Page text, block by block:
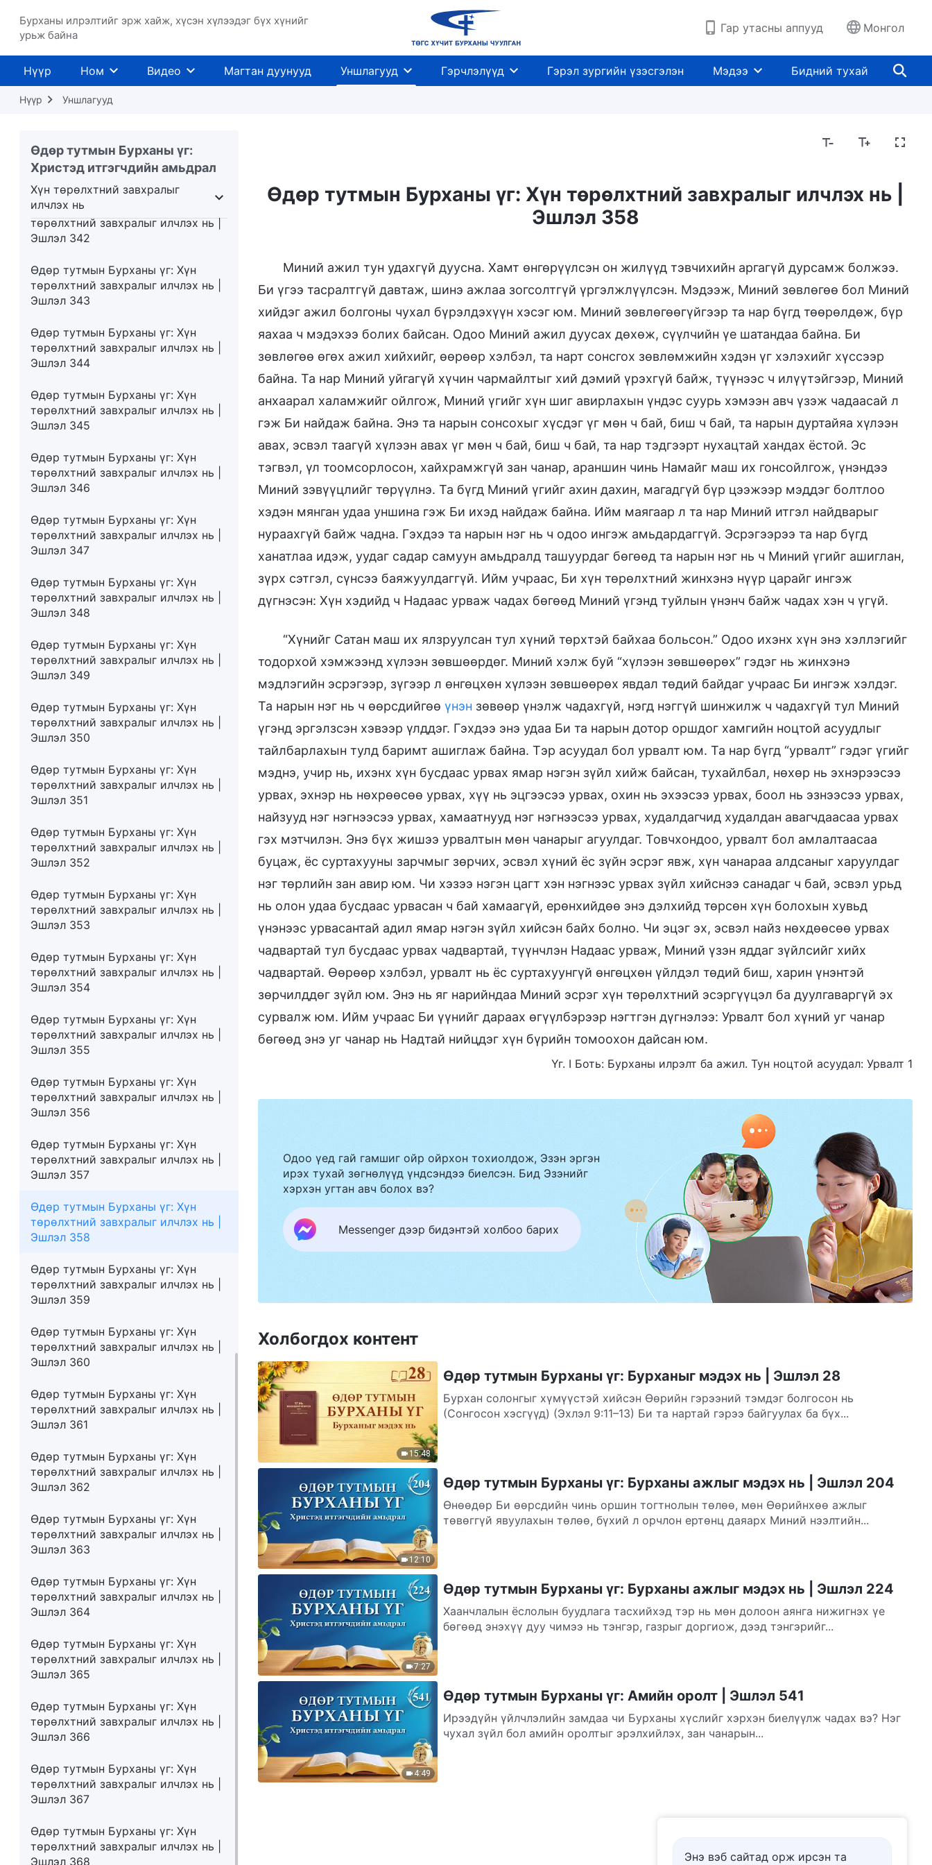
Бурханы илрэлтийг эрж хайж, хүсэн хүлээдэг бүх хүнийг
урьж байна
Гар утасны аппууд Монгол
Нүүр Ном Видео Магтан дуунууд Уншлагууд Гэрчлэлүүд Гэрэл зургийн үзэсгэлэн Мэдээ Бидний тухай
Нүүр Уншлагууд
Өдөр тутмын Бурханы үг:
Христэд итгэгчдийн амьдрал
Хүн төрөлхтний завхралыг
илчлэх нь
нь Хүн төрөлхтний завхралыг илчлэх нь Хүрэх газар ба төгсгөл
Өдөр тутмын Бурханы үг: Хүн
төрөлхтний завхралыг илчлэх нь |
Өдөр тутмын Бурханы үг: Хүн
төрөлхтний завхралыг илчлэх нь |
Өдөр тутмын Бурханы үг: Хүн
төрөлхтний завхралыг илчлэх нь |
Эшлэл 341
Өдөр тутмын Бурханы үг: Хүн
төрөлхтний завхралыг илчлэх нь |
Эшлэл 342
Өдөр тутмын Бурханы үг: Хүн
төрөлхтний завхралыг илчлэх нь |
Эшлэл 343
Өдөр тутмын Бурханы үг: Хүн
төрөлхтний завхралыг илчлэх нь |
Эшлэл 344
Өдөр тутмын Бурханы үг: Хүн
төрөлхтний завхралыг илчлэх нь |
Эшлэл 345
Өдөр тутмын Бурханы үг: Хүн
төрөлхтний завхралыг илчлэх нь |
Эшлэл 346
Өдөр тутмын Бурханы үг: Хүн
төрөлхтний завхралыг илчлэх нь |
Эшлэл 347
Өдөр тутмын Бурханы үг: Хүн
төрөлхтний завхралыг илчлэх нь |
Эшлэл 348
Өдөр тутмын Бурханы үг: Хүн
төрөлхтний завхралыг илчлэх нь |
Эшлэл 349
Өдөр тутмын Бурханы үг: Хүн
төрөлхтний завхралыг илчлэх нь |
Эшлэл 350
Өдөр тутмын Бурханы үг: Хүн
төрөлхтний завхралыг илчлэх нь |
Эшлэл 351
Өдөр тутмын Бурханы үг: Хүн
төрөлхтний завхралыг илчлэх нь |
Эшлэл 352
Өдөр тутмын Бурханы үг: Хүн
төрөлхтний завхралыг илчлэх нь |
Эшлэл 353
Өдөр тутмын Бурханы үг: Хүн
төрөлхтний завхралыг илчлэх нь |
Эшлэл 354
Өдөр тутмын Бурханы үг: Хүн
төрөлхтний завхралыг илчлэх нь |
Эшлэл 355
Өдөр тутмын Бурханы үг: Хүн
төрөлхтний завхралыг илчлэх нь |
Эшлэл 356
Өдөр тутмын Бурханы үг: Хүн
төрөлхтний завхралыг илчлэх нь |
Эшлэл 357
Өдөр тутмын Бурханы үг: Хүн
төрөлхтний завхралыг илчлэх нь |
Эшлэл 358
Өдөр тутмын Бурханы үг: Хүн
төрөлхтний завхралыг илчлэх нь |
Эшлэл 359
Өдөр тутмын Бурханы үг: Хүн
төрөлхтний завхралыг илчлэх нь |
Эшлэл 360
Өдөр тутмын Бурханы үг: Хүн
төрөлхтний завхралыг илчлэх нь |
Эшлэл 361
Өдөр тутмын Бурханы үг: Хүн
төрөлхтний завхралыг илчлэх нь |
Эшлэл 362
Өдөр тутмын Бурханы үг: Хүн
төрөлхтний завхралыг илчлэх нь |
Эшлэл 363
Өдөр тутмын Бурханы үг: Хүн
төрөлхтний завхралыг илчлэх нь |
Эшлэл 364
Өдөр тутмын Бурханы үг: Хүн
төрөлхтний завхралыг илчлэх нь |
Эшлэл 365
Өдөр тутмын Бурханы үг: Хүн
төрөлхтний завхралыг илчлэх нь |
Эшлэл 366
Өдөр тутмын Бурханы үг: Хүн
төрөлхтний завхралыг илчлэх нь |
Эшлэл 367
Өдөр тутмын Бурханы үг: Хүн
төрөлхтний завхралыг илчлэх нь |
Эшлэл 368
Өдөр тутмын Бурханы үг: Хүн төрөлхтний завхралыг илчлэх нь |
Эшлэл 358
Миний ажил тун удахгүй дуусна. Хамт өнгөрүүлсэн он жилүүд тэвчихийн аргагүй дурсамж болжээ.
Би үгээ тасралтгүй давтаж, шинэ ажлаа зогсолтгүй үргэлжлүүлсэн. Мэдээж, Миний зөвлөгөө бол Миний
хийдэг ажил болгоны чухал бүрэлдэхүүн хэсэг юм. Миний зөвлөгөөгүйгээр та нар бүгд төөрөлдөж, бүр
яахаа ч мэдэхээ болих байсан. Одоо Миний ажил дуусах дөхөж, сүүлчийн үе шатандаа байна. Би
зөвлөгөө өгөх ажил хийхийг, өөрөөр хэлбэл, та нарт сонсгох зөвлөмжийн хэдэн үг хэлэхийг хүссээр
байна. Та нар Миний уйгагүй хүчин чармайлтыг хий дэмий үрэхгүй байж, түүнээс ч илүүтэйгээр, Миний
анхаарал халамжийг ойлгож, Миний үгийг хүн шиг авирлахын үндэс суурь хэмээн авч үзэж чадаасай л
гэж Би найдаж байна. Энэ та нарын сонсохыг хүсдэг үг мөн ч бай, биш ч бай, та нарын дуртайяа хүлээн
авах, эсвэл таагүй хүлээн авах үг мөн ч бай, биш ч бай, та нар тэдгээрт нухацтай хандах ёстой. Эс
тэгвэл, үл тоомсорлосон, хайхрамжгүй зан чанар, араншин чинь Намайг маш их гонсойлгож, үнэндээ
Миний зэвүүцлийг төрүүлнэ. Та бүгд Миний үгийг ахин дахин, магадгүй бүр цээжээр мэддэг болтлоо
хэдэн мянган удаа уншина гэж Би ихэд найдаж байна. Ийм маягаар л та нар Миний итгэл найдварыг
нураахгүй байж чадна. Гэхдээ та нарын нэг нь ч одоо ингэж амьдардаггүй. Эсрэгээрээ та нар бүгд
ханатлаа идэж, уудаг садар самуун амьдралд ташуурдаг бөгөөд та нарын нэг нь ч Миний үгийг ашиглан,
зүрх сэтгэл, сүнсээ баяжуулдаггүй. Ийм учраас, Би хүн төрөлхтний жинхэнэ нүүр царайг ингэж
дүгнэсэн: Хүн хэдийд ч Надаас урваж чадах бөгөөд Миний үгэнд туйлын үнэнч байж чадах хэн ч үгүй.
“Хүнийг Сатан маш их ялзруулсан тул хүний төрхтэй байхаа больсон.” Одоо ихэнх хүн энэ хэллэгийг
тодорхой хэмжээнд хүлээн зөвшөөрдөг. Миний хэлж буй “хүлээн зөвшөөрөх” гэдэг нь жинхэнэ
мэдлэгийн эсрэгээр, зүгээр л өнгөцхөн хүлээн зөвшөөрөх явдал төдий байдаг учраас Би ингэж хэлдэг.
Та нарын нэг нь ч өөрсдийгөө үнэн зөвөөр үнэлж чадахгүй, нэгд нэггүй шинжилж ч чадахгүй тул Миний
үгэнд эргэлзсэн хэвээр үлддэг. Гэхдээ энэ удаа Би та нарын дотор оршдог хамгийн ноцтой асуудлыг
тайлбарлахын тулд баримт ашиглаж байна. Тэр асуудал бол урвалт юм. Та нар бүгд “урвалт” гэдэг үгийг
мэднэ, учир нь, ихэнх хүн бусдаас урвах ямар нэгэн зүйл хийж байсан, тухайлбал, нөхөр нь эхнэрээсээ
урвах, эхнэр нь нөхрөөсөө урвах, хүү нь эцгээсээ урвах, охин нь эхээсээ урвах, боол нь эзнээсээ урвах,
найзууд нэг нэгнээсээ урвах, хамаатнууд нэг нэгнээсээ урвах, худалдагчид худалдан авагчдаасаа урвах
гэх мэтчилэн. Энэ бүх жишээ урвалтын мөн чанарыг агуулдаг. Товчхондоо, урвалт бол амлалтаасаа
буцаж, ёс суртахууны зарчмыг зөрчих, эсвэл хүний ёс зүйн эсрэг явж, хүн чанараа алдсаныг харуулдаг
нэг төрлийн зан авир юм. Чи хэзээ нэгэн цагт хэн нэгнээс урвах зүйл хийснээ санадаг ч бай, эсвэл урьд
нь олон удаа бусдаас урвасан ч бай хамаагүй, ерөнхийдөө энэ дэлхийд төрсөн хүн болохын хувьд
үнэнээс урвасантай адил ямар нэгэн зүйл хийсэн байх болно. Чи эцэг эх, эсвэл найз нөхдөөсөө урвах
чадвартай тул бусдаас урвах чадвартай, түүнчлэн Надаас урваж, Миний үзэн яддаг зүйлсийг хийх
чадвартай. Өөрөөр хэлбэл, урвалт нь ёс суртахуунгүй өнгөцхөн үйлдэл төдий биш, харин үнэнтэй
зөрчилддөг зүйл юм. Энэ нь яг нарийндаа Миний эсрэг хүн төрөлхтний эсэргүүцэл ба дуулгаваргүй эх
сурвалж юм. Ийм учраас Би үүнийг дараах өгүүлбэрээр нэгтгэн дүгнэлээ: Урвалт бол хүний уг чанар
бөгөөд энэ уг чанар нь Надтай нийцдэг хүн бүрийн томоохон дайсан юм.
Үг. I Боть: Бурханы илрэлт ба ажил. Тун ноцтой асуудал: Урвалт 1
Одоо үед гай гамшиг ойр ойрхон тохиолдож, Эзэн эргэн
ирэх тухай зөгнөлүүд үндсэндээ биелсэн. Бид Эзэнийг
хэрхэн угтан авч болох вэ?
Messenger дээр бидэнтэй холбоо барих
Холбогдох контент
15:48
Өдөр тутмын Бурханы үг: Бурханыг мэдэх нь | Эшлэл 28
Бурхан солонгыг хүмүүстэй хийсэн Өөрийн гэрээний тэмдэг болгосон нь
(Сонгосон хэсгүүд) (Эхлэл 9:11–13) Би та нартай гэрээ байгуулах ба бүх...
12:10
Өдөр тутмын Бурханы үг: Бурханы ажлыг мэдэх нь | Эшлэл 204
Өнөөдөр Би өөрсдийн чинь оршин тогтнолын төлөө, мөн Өөрийнхөө ажлыг
төвөггүй явуулахын төлөө, бүхий л орчлон ертөнц даяарх Миний нээлтийн...
7:27
Өдөр тутмын Бурханы үг: Бурханы ажлыг мэдэх нь | Эшлэл 224
Хаанчлалын ёслолын буудлага тасхийхэд тэр нь мөн долоон аянга нижигнэх үе
бөгөөд энэхүү дуу чимээ нь тэнгэр, газрыг доргиож, дээд тэнгэрийг...
4:49
Өдөр тутмын Бурханы үг: Амийн оролт | Эшлэл 541
Ирээдүйн үйлчлэлийн замдаа чи Бурханы хүслийг хэрхэн биелүүлж чадах вэ? Нэг
чухал зүйл бол амийн оролтыг эрэлхийлэх, зан чанарын...
Энэ вэб сайтад орж ирсэн та